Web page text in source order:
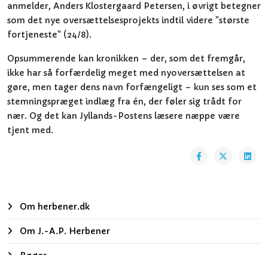
anmelder, Anders Klostergaard Petersen, i øvrigt betegner
som det nye oversættelsesprojekts indtil videre "største
fortjeneste" (24/8).
Opsummerende kan kronikken – der, som det fremgår,
ikke har så forfærdelig meget med nyoversættelsen at
gøre, men tager dens navn forfængeligt – kun ses som et
stemningspræget indlæg fra én, der føler sig trådt for
nær. Og det kan Jyllands-Postens læsere næppe være
tjent med.
Om herbener.dk
Om J.-A.P. Herbener